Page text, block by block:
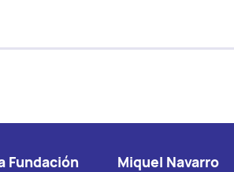
Fundación Miquel Navarro